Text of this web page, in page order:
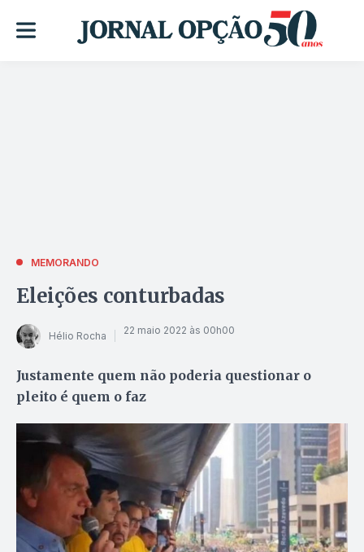
MEMORANDO
Eleições conturbadas
Hélio Rocha 22 maio 2022 às 00h00
Justamente quem não poderia questionar o
pleito é quem o faz